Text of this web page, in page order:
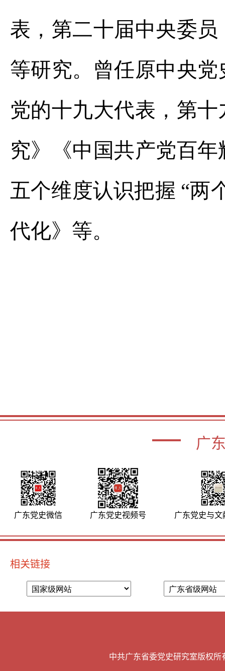
表，第二十届中央委
等研究。曾任原中央
党的十九大代表，第
究》《中国共产党百
五个维度认识把握 “两
代化》等。
广
广东党史微信 广东党史视频号 广东党史与
相关链接
中共广东省委党史研究室版权